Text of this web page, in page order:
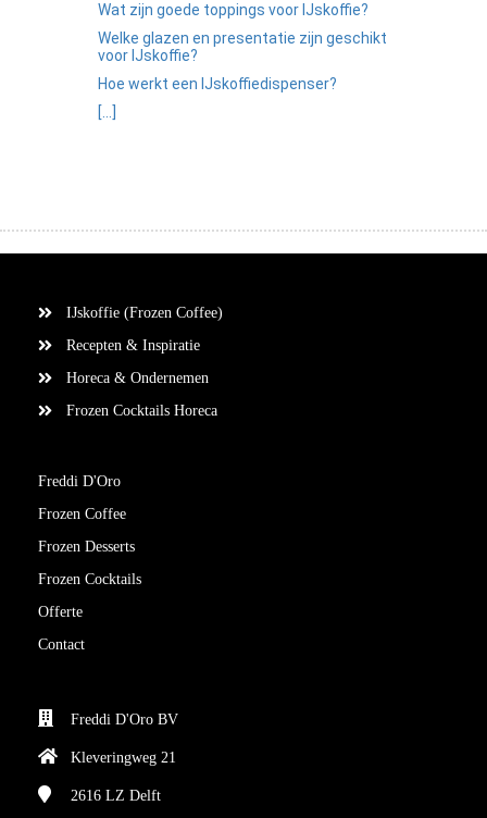
Wat zijn goede toppings voor IJskoffie?
Welke glazen en presentatie zijn geschikt
voor IJskoffie?
Hoe werkt een IJskoffiedispenser?
[...]
IJskoffie (Frozen Coffee)
Recepten & Inspiratie
Horeca & Ondernemen
Frozen Cocktails Horeca
Freddi D'Oro
Frozen Coffee
Frozen Desserts
Frozen Cocktails
Offerte
Contact
Freddi D'Oro BV
Kleveringweg 21
2616 LZ Delft